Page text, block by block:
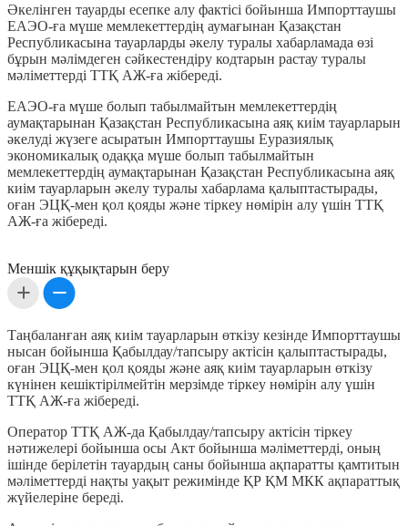
Әкелінген тауарды есепке алу фактісі бойынша Импорттаушы
ЕАЭО-ға мүше мемлекеттердің аумағынан Қазақстан
Республикасына тауарларды әкелу туралы хабарламада өзі
бұрын мәлімдеген сәйкестендіру кодтарын растау туралы
мәліметтерді ТТҚ АЖ-ға жібереді.
ЕАЭО-ға мүше болып табылмайтын мемлекеттердің
аумақтарынан Қазақстан Республикасына аяқ киім тауарларын
әкелуді жүзеге асыратын Импорттаушы Еуразиялық
экономикалық одаққа мүше болып табылмайтын
мемлекеттердің аумақтарынан Қазақстан Республикасына аяқ
киім тауарларын әкелу туралы хабарлама қалыптастырады,
оған ЭЦҚ-мен қол қояды және тіркеу нөмірін алу үшін ТТҚ
АЖ-ға жібереді.
Меншік құқықтарын беру
Таңбаланған аяқ киім тауарларын өткізу кезінде Импорттаушы
нысан бойынша Қабылдау/тапсыру актісін қалыптастырады,
оған ЭЦҚ-мен қол қояды және аяқ киім тауарларын өткізу
күнінен кешіктірілмейтін мерзімде тіркеу нөмірін алу үшін
ТТҚ АЖ-ға жібереді.
Оператор ТТҚ АЖ-да Қабылдау/тапсыру актісін тіркеу
нәтижелері бойынша осы Акт бойынша мәліметтерді, оның
ішінде берілетін тауардың саны бойынша ақпаратты қамтитын
мәліметтерді нақты уақыт режимінде ҚР ҚМ МКК ақпараттық
жүйелеріне береді.